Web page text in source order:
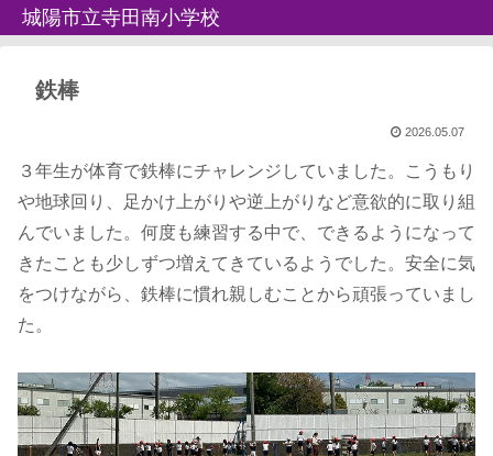
城陽市立寺田南小学校
鉄棒
2026.05.07
３年生が体育で鉄棒にチャレンジしていました。こうもり
や地球回り、足かけ上がりや逆上がりなど意欲的に取り組
んでいました。何度も練習する中で、できるようになって
きたことも少しずつ増えてきているようでした。安全に気
をつけながら、鉄棒に慣れ親しむことから頑張っていまし
た。